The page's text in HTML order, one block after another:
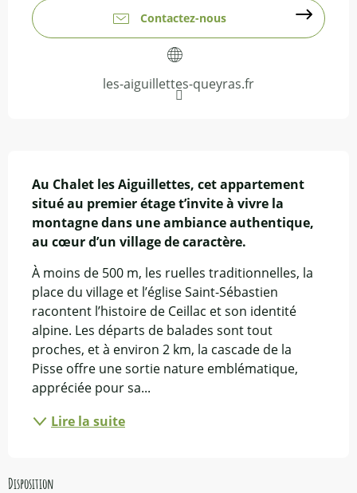
Contactez-nous
les-aiguillettes-queyras.fr
Au Chalet les Aiguillettes, cet appartement
situé au premier étage t’invite à vivre la
montagne dans une ambiance authentique,
au cœur d’un village de caractère.
À moins de 500 m, les ruelles traditionnelles, la
place du village et l’église Saint-Sébastien
racontent l’histoire de Ceillac et son identité
alpine. Les départs de balades sont tout
proches, et à environ 2 km, la cascade de la
Pisse offre une sortie nature emblématique,
appréciée pour sa...
Lire la suite
Disposition